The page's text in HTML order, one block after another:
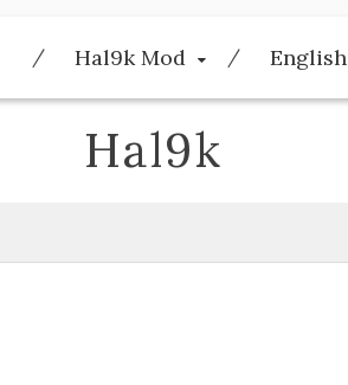
Hal9k Mod English
Hal9k